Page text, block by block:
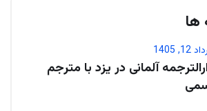
ها
1405
آلمانی در یزد با مترجم